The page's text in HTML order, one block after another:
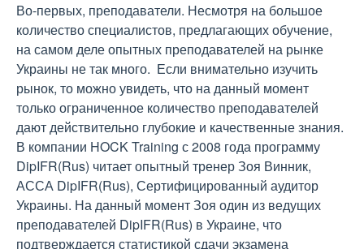
Во-первых, преподаватели. Несмотря на большое
количество специалистов, предлагающих обучение,
на самом деле опытных преподавателей на рынке
Украины не так много. Если внимательно изучить
рынок, то можно увидеть, что на данный момент
только ограниченное количество преподавателей
дают действительно глубокие и качественные знания.
В компании HOCK Training с 2008 года программу
DipIFR(Rus) читает опытный тренер Зоя Винник,
АССА DipIFR(Rus), Сертифицированный аудитор
Украины. На данный момент Зоя один из ведущих
преподавателей DipIFR(Rus) в Украине, что
подтверждается статистикой сдачи экзамена